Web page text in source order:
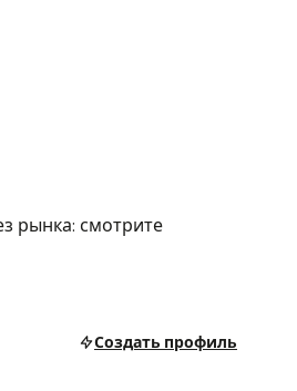
рынка: смотрите
Создать профиль